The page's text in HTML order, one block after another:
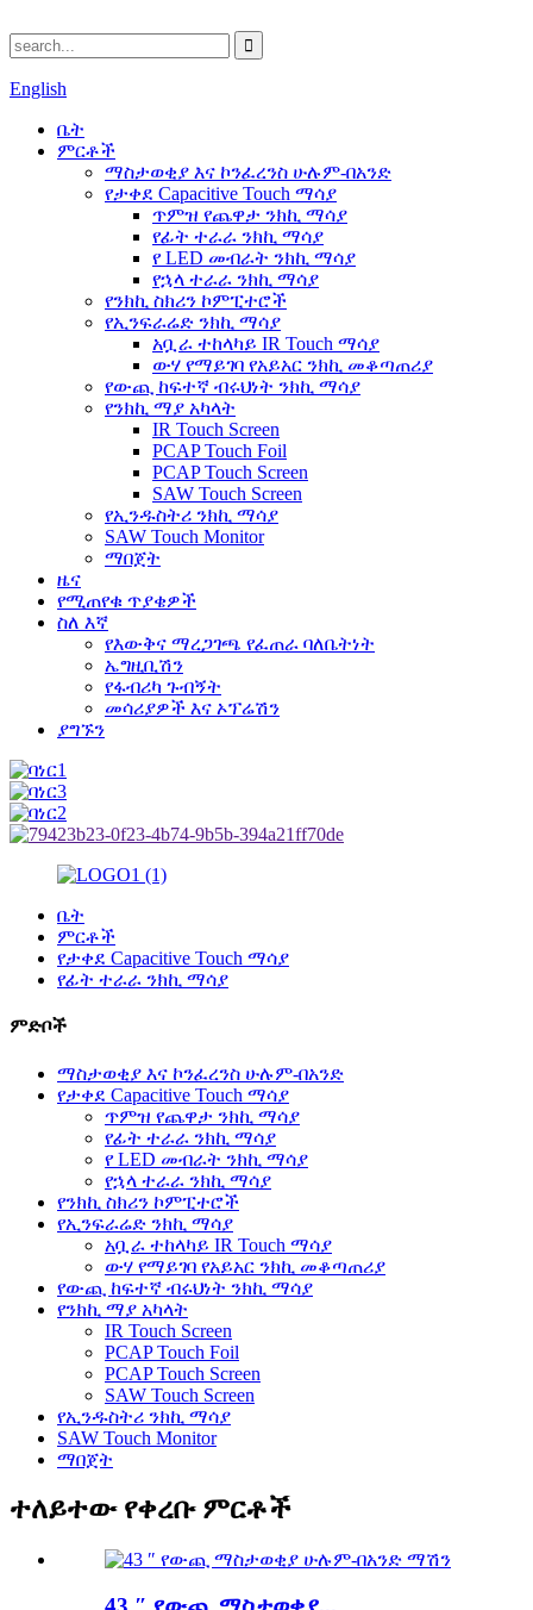
English
ቤት
ምርቶች
ማስታወቂያ እና ኮንፈረንስ ሁሉም-በአንድ
የታቀደ Capacitive Touch ማሳያ
ጥምዝ የጨዋታ ንክኪ ማሳያ
የፊት ተራራ ንክኪ ማሳያ
የ LED መብራት ንክኪ ማሳያ
የኋላ ተራራ ንክኪ ማሳያ
የንክኪ ስክሪን ኮምፒተሮች
የኢንፍራሬድ ንክኪ ማሳያ
አቧራ ተከላካይ IR Touch ማሳያ
ውሃ የማይገባ የአይአር ንክኪ መቆጣጠሪያ
የውጪ ከፍተኛ ብሩህነት ንክኪ ማሳያ
የንክኪ ማያ አካላት
IR Touch Screen
PCAP Touch Foil
PCAP Touch Screen
SAW Touch Screen
የኢንዱስትሪ ንክኪ ማሳያ
SAW Touch Monitor
ማበጀት
ዜና
የሚጠየቁ ጥያቄዎች
ስለ እኛ
የእውቅና ማረጋገጫ የፈጠራ ባለቤትነት
ኤግዚቢሽን
የፋብሪካ ጉብኝት
መሳሪያዎች እና ኦፕሬሽን
ያግኙን
ቤት
ምርቶች
የታቀደ Capacitive Touch ማሳያ
የፊት ተራራ ንክኪ ማሳያ
ምድቦች
ማስታወቂያ እና ኮንፈረንስ ሁሉም-በአንድ
የታቀደ Capacitive Touch ማሳያ
ጥምዝ የጨዋታ ንክኪ ማሳያ
የፊት ተራራ ንክኪ ማሳያ
የ LED መብራት ንክኪ ማሳያ
የኋላ ተራራ ንክኪ ማሳያ
የንክኪ ስክሪን ኮምፒተሮች
የኢንፍራሬድ ንክኪ ማሳያ
አቧራ ተከላካይ IR Touch ማሳያ
ውሃ የማይገባ የአይአር ንክኪ መቆጣጠሪያ
የውጪ ከፍተኛ ብሩህነት ንክኪ ማሳያ
የንክኪ ማያ አካላት
IR Touch Screen
PCAP Touch Foil
PCAP Touch Screen
SAW Touch Screen
የኢንዱስትሪ ንክኪ ማሳያ
SAW Touch Monitor
ማበጀት
ተለይተው የቀረቡ ምርቶች